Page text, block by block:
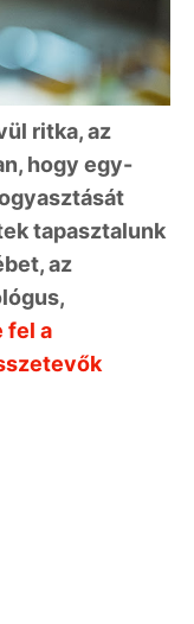
ritka, az
hogy egy-
tapasztalunk
az
fel a